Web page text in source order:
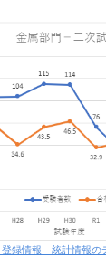
録情報 統計情報の